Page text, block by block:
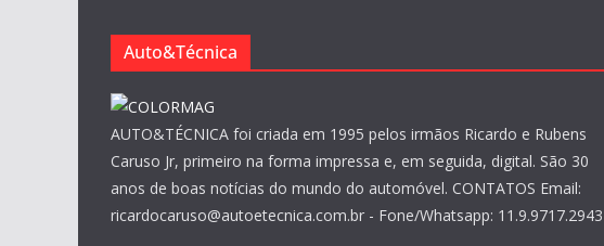
Auto&Técnica
AUTO&TÉCNICA foi criada em 1995 pelos irmãos Ricardo e Rubens
Caruso Jr, primeiro na forma impressa e, em seguida, digital. São 30
anos de boas notícias do mundo do automóvel. CONTATOS Email:
ricardocaruso@autoetecnica.com.br - Fone/Whatsapp: 11.9.9717.2943